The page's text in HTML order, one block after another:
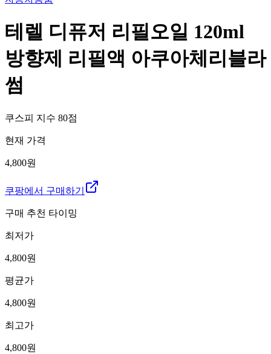
테렐 디퓨저 리필오일 120ml
방향제 리필액 아쿠아체리블라
썸
쿠스피 지수 80점
현재 가격
4,800원
쿠팡에서 구매하기
구매 추천 타이밍
최저가
4,800원
평균가
4,800원
최고가
4,800원